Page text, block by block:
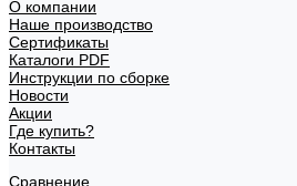
О компании
Наше производство
Сертификаты
Каталоги PDF
Инструкции по сборке
Новости
Акции
Где купить?
Контакты
Сравнение